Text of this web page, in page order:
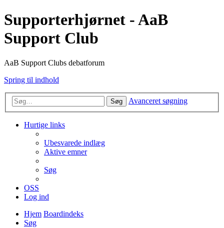
Supporterhjørnet - AaB
Support Club
AaB Support Clubs debatforum
Spring til indhold
Søg Avanceret søgning
Hurtige links
Ubesvarede indlæg
Aktive emner
Søg
OSS
Log ind
Hjem Boardindeks
Søg